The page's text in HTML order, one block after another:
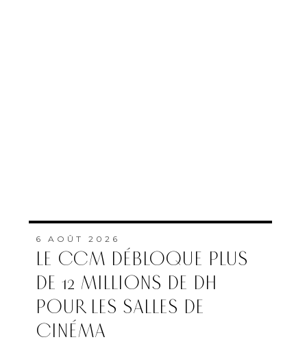
6 AOÛT 2026
LE CCM DÉBLOQUE PLUS
DE 12 MILLIONS DE DH
POUR LES SALLES DE
CINÉMA